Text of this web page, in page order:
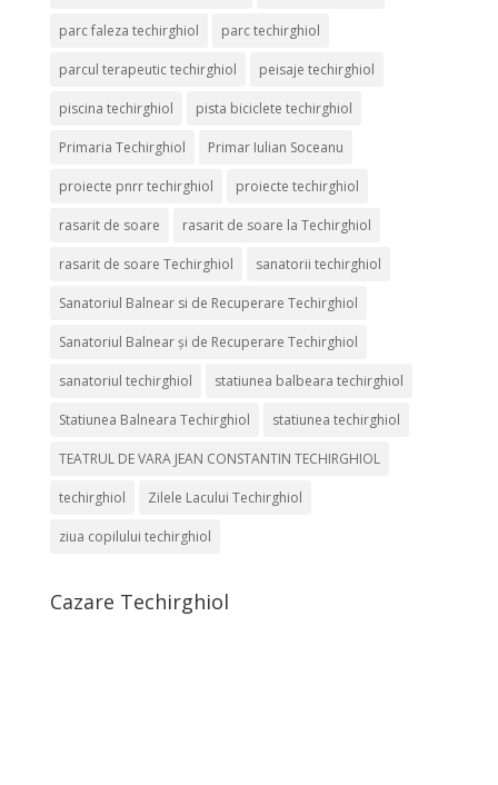
parc faleza techirghiol parc techirghiol
parcul terapeutic techirghiol peisaje techirghiol
piscina techirghiol pista biciclete techirghiol
Primaria Techirghiol Primar Iulian Soceanu
proiecte pnrr techirghiol proiecte techirghiol
rasarit de soare rasarit de soare la Techirghiol
rasarit de soare Techirghiol sanatorii techirghiol
Sanatoriul Balnear si de Recuperare Techirghiol
Sanatoriul Balnear și de Recuperare Techirghiol
sanatoriul techirghiol statiunea balbeara techirghiol
Statiunea Balneara Techirghiol statiunea techirghiol
TEATRUL DE VARA JEAN CONSTANTIN TECHIRGHIOL
techirghiol Zilele Lacului Techirghiol
ziua copilului techirghiol
Cazare Techirghiol